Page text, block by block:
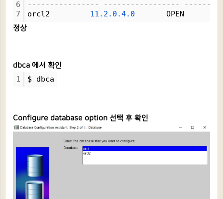
6
7
---------------- -----------------
orcl2 11. 2. 0.4. 0 OPEN
정상
dbca 에서 확인
1 $ dbca
Configure database option 선택 후 확인